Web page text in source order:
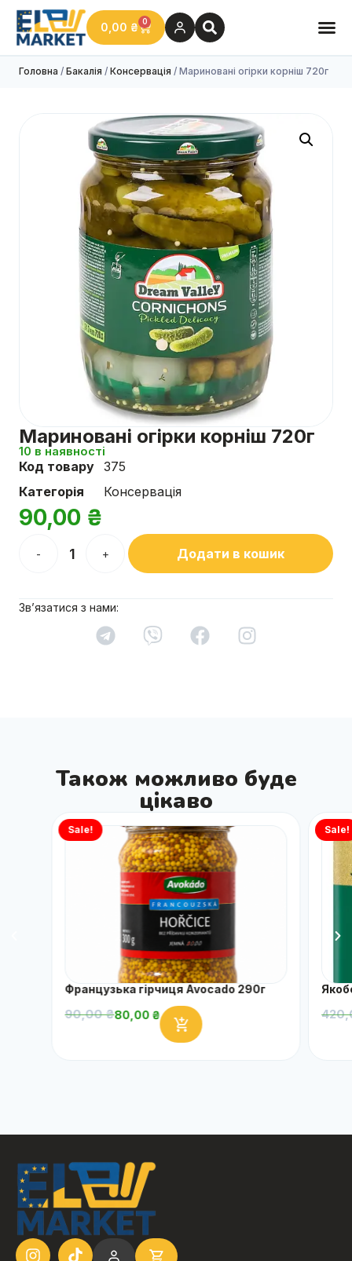
0,00 ₴ 0
Головна / Бакалія / Консервація / Мариновані огірки корніш 720г
Мариновані огірки корніш 720г
10 в наявності
Код товару 375
Категорія
Консервація
90,00 ₴
- + Додати в кошик
Зв’язатися з нами:
Також можливо буде
цікаво
Sale!
Французька гірчиця Avocado 290г
90,00₴80,00 ₴
Sale!